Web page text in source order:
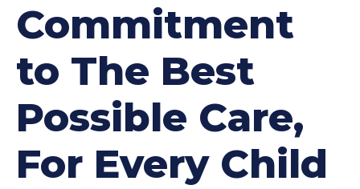
Commitment
to The Best
Possible Care,
For Every Child